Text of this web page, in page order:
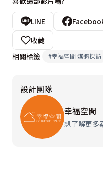
LINE
收藏
相關標籤
#幸福空間 媒體採訪
設計團隊
幸福空間
想了解更多